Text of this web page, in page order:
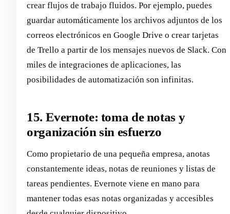
crear flujos de trabajo fluidos. Por ejemplo, puedes
guardar automáticamente los archivos adjuntos de los
correos electrónicos en Google Drive o crear tarjetas
de Trello a partir de los mensajes nuevos de Slack. Con
miles de integraciones de aplicaciones, las
posibilidades de automatización son infinitas.
15. Evernote: toma de notas y
organización sin esfuerzo
Como propietario de una pequeña empresa, anotas
constantemente ideas, notas de reuniones y listas de
tareas pendientes. Evernote viene en mano para
mantener todas esas notas organizadas y accesibles